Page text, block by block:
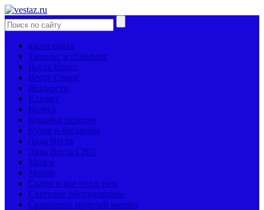
карта сайта
Тюнинг и стайлинг
Веста Кросс
Веста Спорт
Жидкости
Климат
Колеса
Коробка передач
Кузов и багажник
Лада Веста
Лада Веста CNG
Мозги
Мотор
Салон и все что в нем
Световое оборудование
Сравнение моделей машин